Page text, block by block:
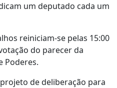
um deputado cada um
reiniciam-se pelas 15:00
do parecer da
Poderes.
de deliberação para